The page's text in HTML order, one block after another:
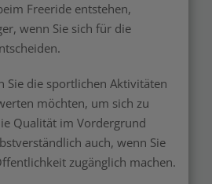
Freeride entstehen,
wenn Sie sich für die
Sie die sportlichen Aktivitäten
möchten, um sich zu
Qualität im Vordergrund
auch, wenn Sie
zugänglich machen.